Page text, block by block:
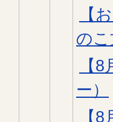
【
の
【
ー）
【